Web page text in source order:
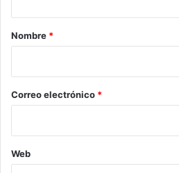
r
*
Nombre *
Correo electrónico *
Web